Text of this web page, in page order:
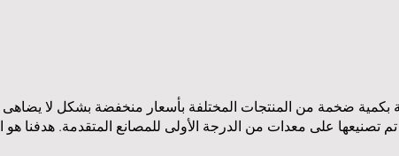
بكمية ضخمة من المنتجات المختلفة بأسعار منخفضة بشكل لا يضاهى
تم تصنيعها على معدات من الدرجة الأولى للمصانع المتقدمة. هدفنا